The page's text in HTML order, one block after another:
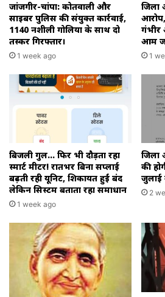
जांजगीर-चांपा: कोतवाली और
साइबर पुलिस की संयुक्त कार्रवाई,
1140 नशीली गोलियों के साथ दो
तस्कर गिरफ्तार।
1 week ago
जिला
गंभीर
आम
1
बिजली गुल… फिर भी दौड़ता रहा
स्मार्ट मीटर! रातभर बिना सप्लाई
बढ़ती रही यूनिट, शिकायतें हुईं बंद
लेकिन सिस्टम बताता रहा समाधान
1 week ago
जिला
की
जुलाई
2